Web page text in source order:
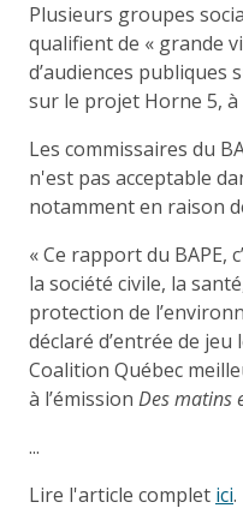
Plusieurs groupes
qualifient de « grande
d’audiences publiques
sur le projet Horne 5,
Les commissaires du
n'est pas acceptable
notamment en raison
«Ce rapport du BAPE,
la société civile, la
protection de
déclaré d’entrée de
Coalition Québec
à l’émission Des matins
...
Lire l'article complet ici.